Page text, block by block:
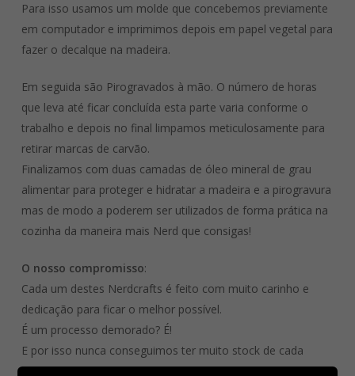
Para isso usamos um molde que concebemos previamente
em computador e imprimimos depois em papel vegetal para
fazer o decalque na madeira.
Em seguida são Pirogravados à mão. O número de horas
que leva até ficar concluída esta parte varia conforme o
trabalho e depois no final limpamos meticulosamente para
retirar marcas de carvão.
Finalizamos com duas camadas de óleo mineral de grau
alimentar para proteger e hidratar a madeira e a pirogravura
mas de modo a poderem ser utilizados de forma prática na
cozinha da maneira mais Nerd que consigas!
O nosso compromisso:
Cada um destes Nerdcrafts é feito com muito carinho e
dedicação para ficar o melhor possível.
É um processo demorado? É!
E por isso nunca conseguimos ter muito stock de cada
artigo.